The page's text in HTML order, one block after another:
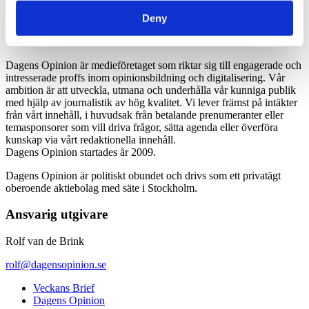
Deny
*Moms 6 procent tillkommer alla priser
Dagens Opinion är medieföretaget som riktar sig till engagerade och
intresserade proffs inom opinionsbildning och digitalisering. Vår
ambition är att utveckla, utmana och underhålla vår kunniga publik
med hjälp av journalistik av hög kvalitet. Vi lever främst på intäkter
från vårt innehåll, i huvudsak från betalande prenumeranter eller
temasponsorer som vill driva frågor, sätta agenda eller överföra
kunskap via vårt redaktionella innehåll.
Dagens Opinion startades år 2009.
Dagens Opinion är politiskt obundet och drivs som ett privatägt
oberoende aktiebolag med säte i Stockholm.
Ansvarig utgivare
Rolf van de Brink
rolf@dagensopinion.se
Veckans Brief
Dagens Opinion